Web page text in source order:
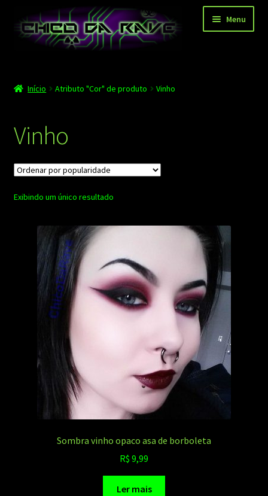
para
navegação
para
Menu
Depoimentos
Finalizar compra
Minha conta
Contato
Início Atributo "Cor" de produto Vinho
Vinho
Exibindo um único resultado
Sombra vinho opaco asa de borboleta
R$ 9,99
Ler mais